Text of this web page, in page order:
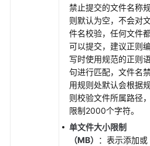
禁止提交的文件名称规
则默认为空，不会对
件名校验，任何文件
可以提交，建议正则编
写时使用规范的正则
句进行匹配，文件名
用规则处默认会根据规
则校验文件所属路径，
限制2000个字符。
单文件大小限制
（MB）
：表示添加或